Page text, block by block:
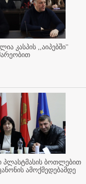
კასპის ,,აიპებში''
პლასტმასის ბოთლებით
ამოქმედებამდე